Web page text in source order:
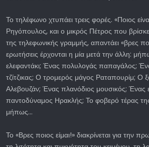
Το τηλέφωνο χτυπάει τρεις φορές. «Ποιος
Ρηγόπουλος, και ο μικρός Πέτρος που
της τηλεφωνικής γραμμής, απαντάει «βρες
ερωτήσεις έρχονται η μία μετά την άλλη:
ελεφαντάκι; Ένας πολυλογάς παπαγάλος;
τζίτζικας; Ο τρομερός μάγος Ραταπουρίμ; Ο
Αλεβουζάν; Ένας πλανόδιος μουσικός; Ένας
παντοδύναμος Ηρακλής; Το φοβερό τέρας
μήπως...
Το «Βρες ποιος είμαι!» διακρίνεται για την